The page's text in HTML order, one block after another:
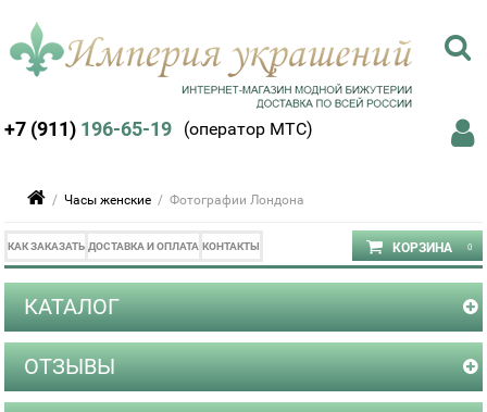
+7 (911) 196-65-19 (оператор МТС)
/Часы женские / Фотографии Лондона
КАК ЗАКАЗАТЬ ДОСТАВКА И ОПЛАТА КОНТАКТЫ
КАТАЛОГ
ОТЗЫВЫ